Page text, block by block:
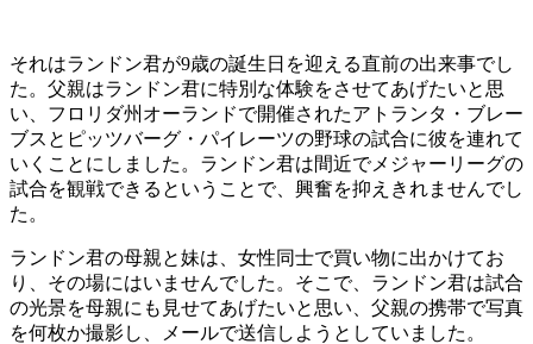
それはランドン君が9歳の誕生日を迎える直前の出来事でし
た。父親はランドン君に特別な体験をさせてあげたいと思
い、フロリダ州オーランドで開催されたアトランタ・ブレー
ブスとピッツバーグ・パイレーツの野球の試合に彼を連れて
いくことにしました。ランドン君は間近でメジャーリーグの
試合を観戦できるということで、興奮を抑えきれませんでし
た。
ランドン君の母親と妹は、女性同士で買い物に出かけてお
り、その場にはいませんでした。そこで、ランドン君は試合
の光景を母親にも見せてあげたいと思い、父親の携帯で写真
を何枚か撮影し、メールで送信しようとしていました。